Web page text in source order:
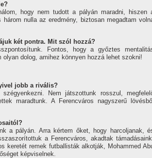
hogy nem tudott a pályán maradni, hiszen
nulla az eredmény, biztosan megadtam
két pontra. Mit szól hozzá?
Fontos, hogy a győztes
dolog, amihez könnyen hozzá lehet szokni!
jobb a rivális?
Nem játszottunk rosszul,
maradtunk. A Ferencváros nagyszerű lövésből
a pályán. Arra kértem őket, hogy harcoljanak,
a Ferencváros, akadtak
keretét remek futballisták alkotják, Mohammed
képviselnek.